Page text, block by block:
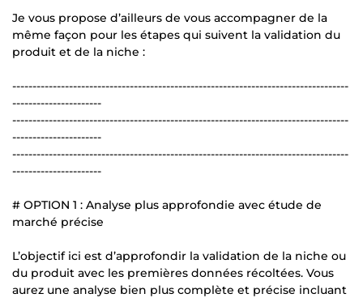
Je vous propose d’ailleurs de vous accompagner de la
même façon pour les étapes qui suivent la validation du
produit et de la niche :
-----------------------------------------------------------------------------------
----------------------
-----------------------------------------------------------------------------------
----------------------
-----------------------------------------------------------------------------------
----------------------
# OPTION 1 : Analyse plus approfondie avec étude de
marché précise
L’objectif ici est d’approfondir la validation de la niche ou
du produit avec les premières données récoltées. Vous
aurez une analyse bien plus complète et précise incluant